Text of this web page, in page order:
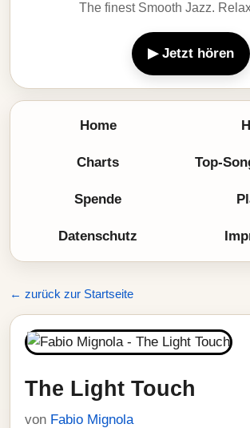
The finest Smooth Jazz.
▶ Jetzt hören
Home
Charts Top-
Spende
Datenschutz
← zurück zur Startseite
The Light Touch
von Fabio Mignola